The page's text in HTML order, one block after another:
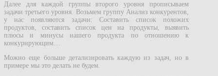
Далее для каждой группы второго уровня прописываем
задачи третьего уровня. Возьмем группу Анализ конкурентов,
у нас появляются задачи: Составить список похожих
продуктов, составить список цен на продукты, выявить
плюсы и минусы нашего продукта по отношению к
конкурирующим…
Можно еще больше детализировать каждую из задач, но в
примере мы это делать не будем.